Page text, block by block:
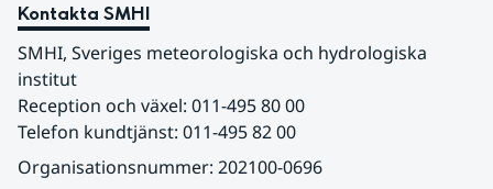
Kontakta SMHI
SMHI, Sveriges meteorologiska och hydrologiska
institut
Reception och växel: 011-495 80 00
Telefon kundtjänst: 011-495 82 00
Organisationsnummer: 202100-0696